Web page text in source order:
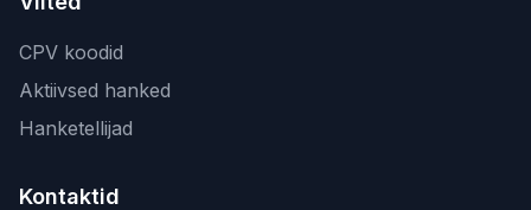
CPV koodid
Aktiivsed hanked
Hanketellijad
Kontaktid